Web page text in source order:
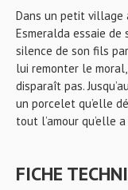
Dans un petit village
Esmeralda essaie
silence de son fils
lui remonter le
disparaît pas.
un porcelet qu’elle
tout l’amour qu’elle
FICHE